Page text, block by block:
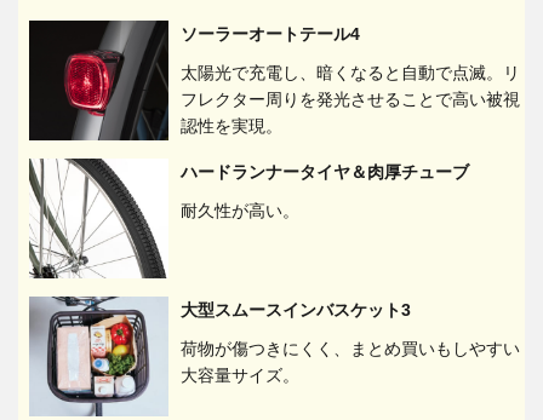
ソーラーオートテール4
太陽光で充電し、暗くなると自動で点滅。リ
フレクター周りを発光させることで高い被視
認性を実現。
ハードランナータイヤ＆肉厚チューブ
耐久性が高い。
大型スムースインバスケット3
荷物が傷つきにくく、まとめ買いもしやすい
大容量サイズ。